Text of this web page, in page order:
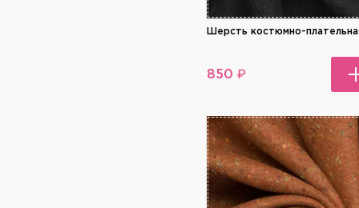
Шерсть костюмно-
850₽